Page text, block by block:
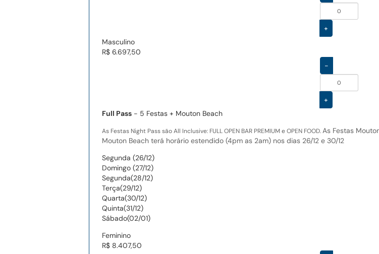
+
Masculino
R$ 6.697,50
-
+
Full Pass - 5 Festas + Mouton Beach
As Festas Night Pass são All Inclusive: FULL OPEN BAR PREMIUM e OPEN FOOD.As Festas
Mouton Beach terá horário estendido (4pm as 2am) nos dias 26/12 e 30/12
Segunda (26/12)
Domingo (27/12)
Segunda(28/12)
Terça(29/12)
Quarta(30/12)
Quinta(31/12)
Sábado(02/01)
Feminino
R$ 8.407,50